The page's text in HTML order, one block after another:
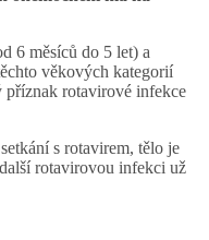
6 měsíců do 5 let) a
věkových kategorií
příznak rotavirové infekce
s rotavirem, tělo je
rotavirovou infekci už